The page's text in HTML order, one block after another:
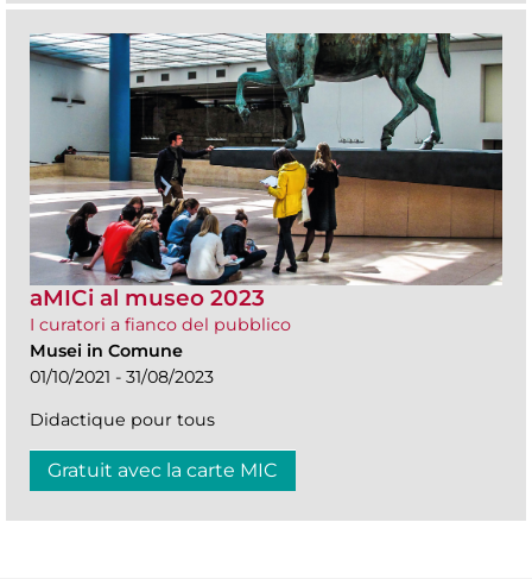
aMICi al museo 2023
I curatori a fianco del pubblico
Musei in Comune
01/10/2021 - 31/08/2023
Didactique pour tous
Gratuit avec la carte MIC